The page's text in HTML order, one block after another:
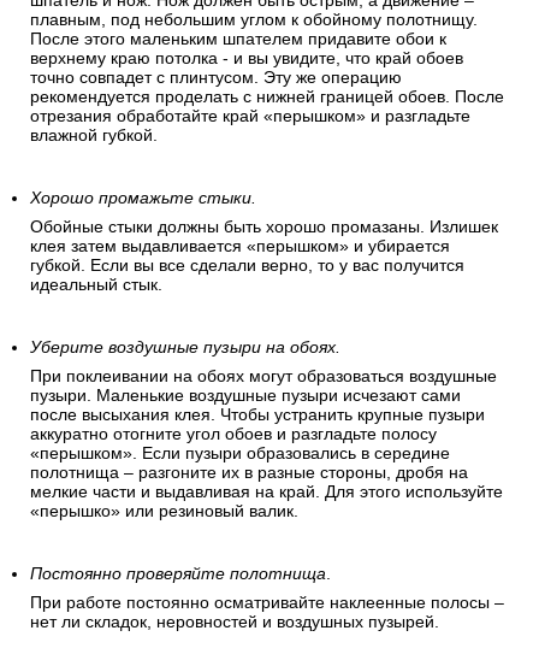
плавным, под небольшим углом к обойному полотнищу.
После этого маленьким шпателем придавите обои к
верхнему краю потолка - и вы увидите, что край обоев
точно совпадет с плинтусом. Эту же операцию
рекомендуется проделать с нижней границей обоев. После
отрезания обработайте край «перышком» и разгладьте
влажной губкой.
Хорошо промажьте стыки.
Обойные стыки должны быть хорошо промазаны. Излишек
клея затем выдавливается «перышком» и убирается
губкой. Если вы все сделали верно, то у вас получится
идеальный стык.
Уберите воздушные пузыри на обоях.
При поклеивании на обоях могут образоваться воздушные
пузыри. Маленькие воздушные пузыри исчезают сами
после высыхания клея. Чтобы устранить крупные пузыри
аккуратно отогните угол обоев и разгладьте полосу
«перышком». Если пузыри образовались в середине
полотнища – разгоните их в разные стороны, дробя на
мелкие части и выдавливая на край. Для этого используйте
«перышко» или резиновый валик.
Постоянно проверяйте полотнища.
При работе постоянно осматривайте наклеенные полосы –
нет ли складок, неровностей и воздушных пузырей.